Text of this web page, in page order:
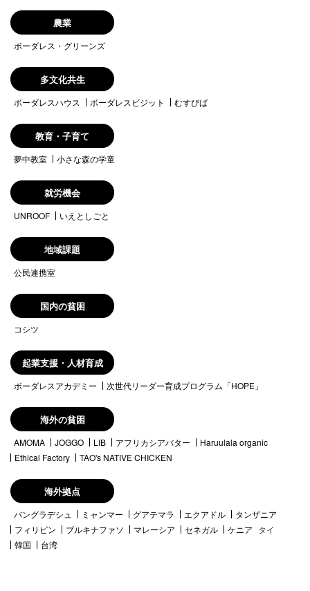
農業
ボーダレス・グリーンズ
多文化共生
ボーダレスハウス ボーダレスビジット むすびば
教育・子育て
夢中教室 小さな森の学童
就労機会
UNROOF いえとしごと
地域課題
公民連携室
国内の貧困
コシツ
起業支援・人材育成
ボーダレスアカデミー 次世代リーダー育成プログラム「HOPE」
海外の貧困
AMOMA JOGGO LIB アフリカシアバター
Haruulala organic
Ethical Factory
TAO's NATIVE CHICKEN
海外拠点
バングラデシュ ミャンマー グアテマラ エクアドル
タンザニア
フィリピン
ブルキナファソ マレーシア セネガル ケニア タイ
韓国
台湾